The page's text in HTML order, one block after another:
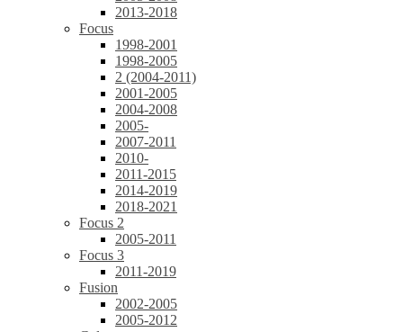
2013-2018
Focus
1998-2001
1998-2005
2 (2004-2011)
2001-2005
2004-2008
2005-
2007-2011
2010-
2011-2015
2014-2019
2018-2021
Focus 2
2005-2011
Focus 3
2011-2019
Fusion
2002-2005
2005-2012